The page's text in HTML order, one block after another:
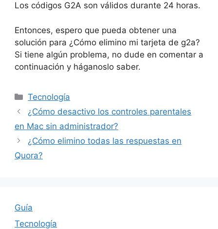
Los códigos G2A son válidos durante 24 horas.
Entonces, espero que pueda obtener una
solución para ¿Cómo elimino mi tarjeta de g2a?
Si tiene algún problema, no dude en comentar a
continuación y háganoslo saber.
Categories
Tecnología
¿Cómo desactivo los controles parentales
en Mac sin administrador?
¿Cómo elimino todas las respuestas en
Quora?
Guía
Tecnología